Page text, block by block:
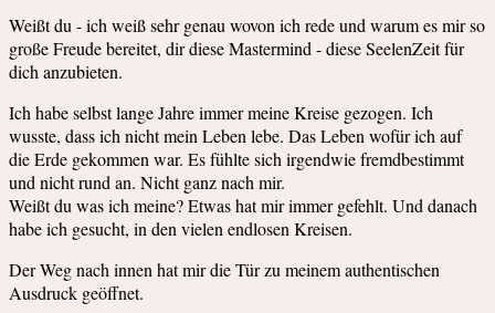
Weißt du - ich weiß sehr genau wovon ich rede und warum es mir so
große Freude bereitet, dir diese Mastermind - diese SeelenZeit für
dich anzubieten.
Ich habe selbst lange Jahre immer meine Kreise gezogen. Ich
wusste, dass ich nicht mein Leben lebe. Das Leben wofür ich auf
die Erde gekommen war. Es fühlte sich irgendwie fremdbestimmt
und nicht rund an. Nicht ganz nach mir.
Weißt du was ich meine? Etwas hat mir immer gefehlt. Und danach
habe ich gesucht, in den vielen endlosen Kreisen.
Der Weg nach innen hat mir die Tür zu meinem authentischen
Ausdruck geöffnet.